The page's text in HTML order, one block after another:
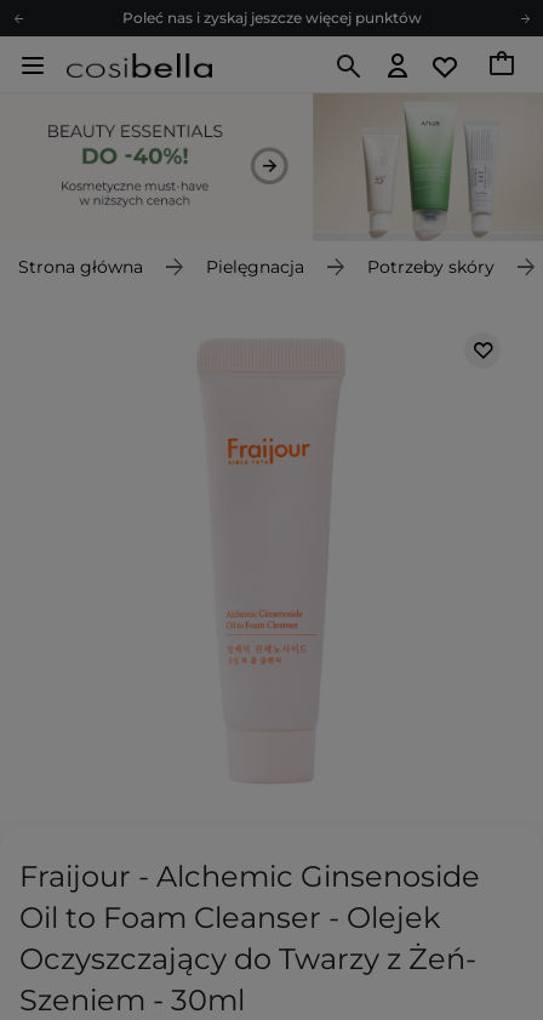
Poleć nas i zyskaj jeszcze więcej punktów
Zapisz się na newsletter pełen porad
Z nami to możliwe! Realizacja zamówienia do 24h.
Poleć nas i zyskaj jeszcze więcej punktów
Zapisz się na newsletter pełen porad
Strona główna Pielęgnacja Potrzeby skóry
Fraijour - Alchemic Ginsenoside
Oil to Foam Cleanser - Olejek
Oczyszczający do Twarzy z Żeń-
Szeniem - 30ml